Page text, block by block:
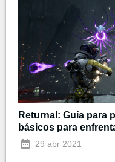
Returnal: Guía para
básicos para
29 abr 2021